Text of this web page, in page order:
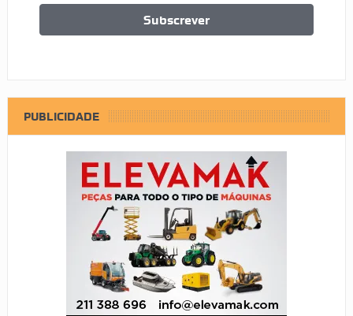
PUBLICIDADE